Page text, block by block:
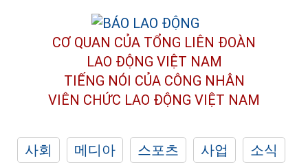
CƠ QUAN CỦA TỔNG LIÊN ĐOÀN
LAO ĐỘNG VIỆT NAM
TIẾNG NÓI CỦA CÔNG NHÂN
VIÊN CHỨC LAO ĐỘNG VIỆT NAM
사회 메디아 스포츠 사업
소식